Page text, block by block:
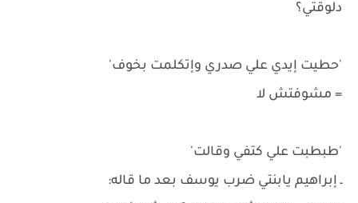
دلوقتي؟
'حطيت إيدي علي صدري وإتكلمت بخوف'
= مشوفتش لا
'طبطبت علي كتفي وقالت'
ـ إبراهيم يابنتي ضرب يوسف بعد ما قاله: